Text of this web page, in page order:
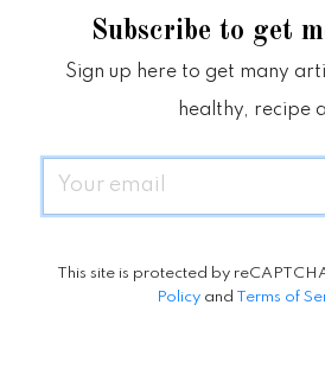
Harry mengenakan
yang tak terhindarkan.
Subscribe to get
Sign up here to get many
healthy, recipe
Email
This site is protected by
Policyand Terms of